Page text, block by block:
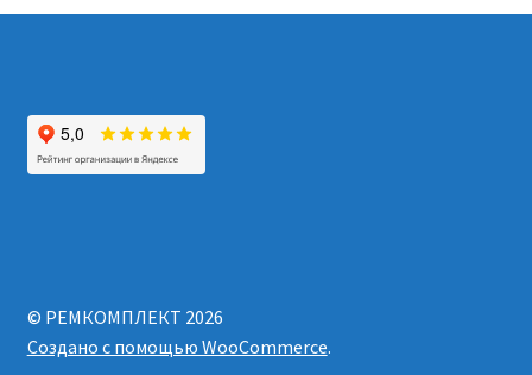
© РЕМКОМПЛЕКТ 2026
Создано с помощью WooCommerce.